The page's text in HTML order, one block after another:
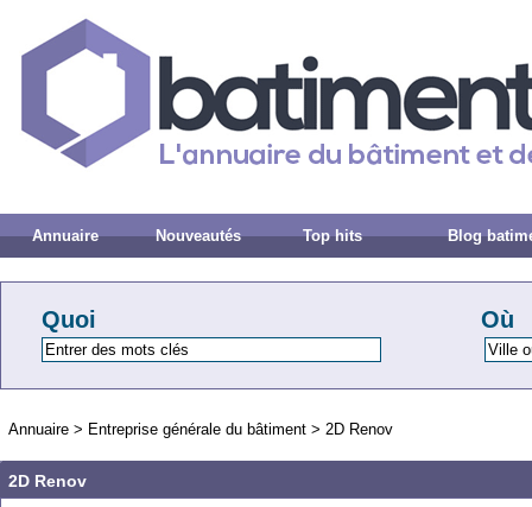
Annuaire Nouveautés Top hits Blog
Quoi Où
Annuaire > Entreprise générale du bâtiment > 2D Renov
2D Renov